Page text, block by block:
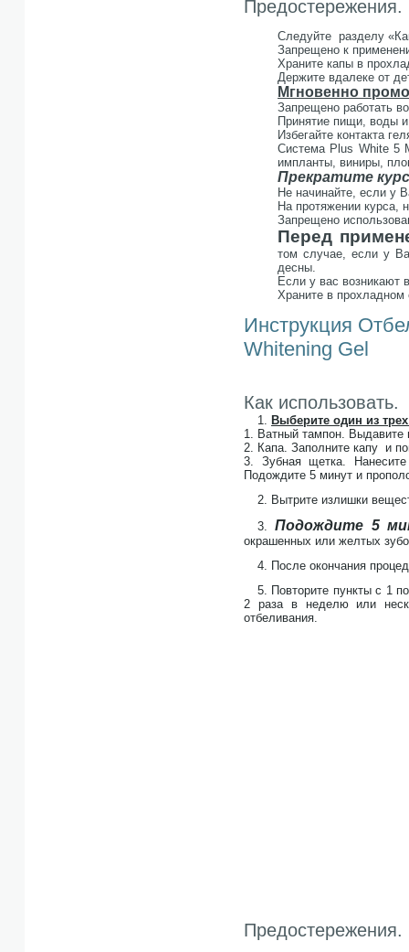
Предостережения.
Следуйте разделу
Запрещено к
Храните капы в
Держите вдалеке от
Мгновенно
Запрещено работать
Принятие пищи, воды и
Избегайте контакта
Система Plus White 5
импланты, виниры,
Прекратите
Не начинайте, если у
На протяжении курса,
Запрещено
Перед
том случае, если у
десны.
Если у вас возникают
Храните в прохладном
Инструкция
Whitening Gel
Как использовать.
1. Выберите один из
1. Ватный тампон. Выдавите
2. Капа. Заполните капу и
3. Зубная щетка.
Подождите 5 минут и
2. Вытрите излишки
3.Подождите 5
окрашенных или желтых
4. После окончания
5. Повторите пункты с 1
2 раза в неделю или
отбеливания.
Предостережения.